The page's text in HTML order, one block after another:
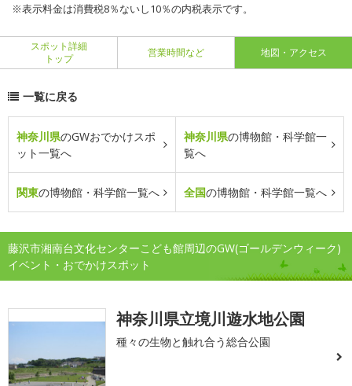
※表示料金は消費税8％ないし10％の内税表示です。
スポット詳細
トップ
営業時間など 地図・アクセス
一覧に戻る
神奈川県のGWおでかけスポ
ット一覧へ
神奈川県の博物館・科学館一
覧へ
関東の博物館・科学館一覧へ 全国の博物館・科学館一覧へ
藤沢市湘南台文化センターこども館周辺のGW(ゴールデンウィーク)
イベント・おでかけスポット
神奈川県立境川遊水地公園
種々の生物と触れ合う総合公園